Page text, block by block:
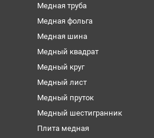
Медная труба
Медная фольга
Медная шина
Медный квадрат
Медный круг
Медный лист
Медный пруток
Медный шестигранник
Плита медная